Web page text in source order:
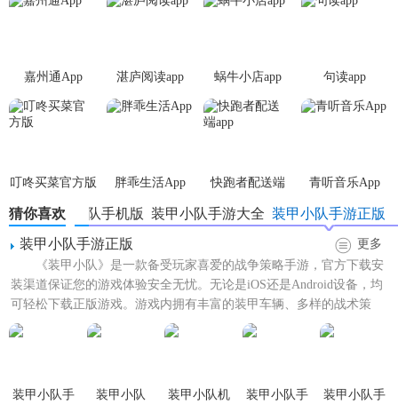
嘉州通App 湛庐阅读app 蜗牛小店app 句读app
叮咚买菜官方版 胖乖生活App
快跑者配送端
app
青听音乐App
猜你喜欢 装甲小队手游正版
装甲小队手游大全
装甲小队手机版
装甲小队手游正版
更多
《装甲小队》是一款备受玩家喜爱的战争策略手游，官方下载安
装渠道保证您的游戏体验安全无忧。无论是iOS还是Android设备，均
可轻松下载正版游戏。游戏内拥有丰富的装甲车辆、多样的战术策
略，让您体验真实...
装甲小队手
装甲小队
装甲小队机
装甲小队手
装甲小队手